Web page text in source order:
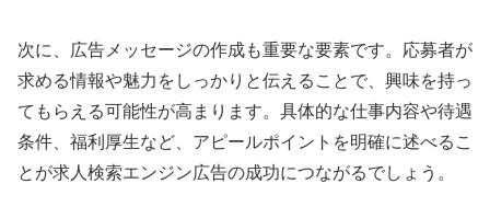
次に、広告メッセージの作成も重要な要素です。応募者が
求める情報や魅力をしっかりと伝えることで、興味を持っ
てもらえる可能性が高まります。具体的な仕事内容や待遇
条件、福利厚生など、アピールポイントを明確に述べるこ
とが求人検索エンジン広告の成功につながるでしょう。